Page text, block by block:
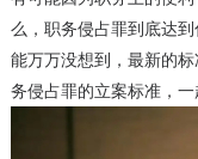
么，职务侵占罪到底达
能万万没想到，最新的
务侵占罪的立案标准，一